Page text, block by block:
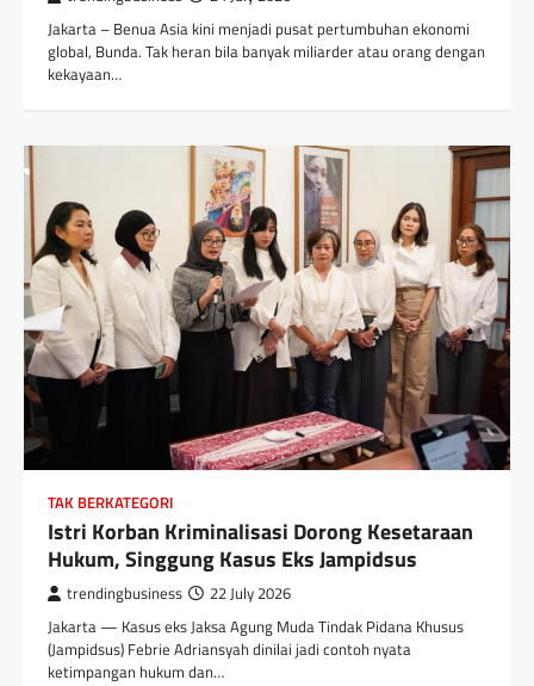
Jakarta – Benua Asia kini menjadi pusat pertumbuhan ekonomi
global, Bunda. Tak heran bila banyak miliarder atau orang dengan
kekayaan…
TAK BERKATEGORI
Istri Korban Kriminalisasi Dorong Kesetaraan
Hukum, Singgung Kasus Eks Jampidsus
trendingbusiness 22 July 2026
Jakarta — Kasus eks Jaksa Agung Muda Tindak Pidana Khusus
(Jampidsus) Febrie Adriansyah dinilai jadi contoh nyata
ketimpangan hukum dan…